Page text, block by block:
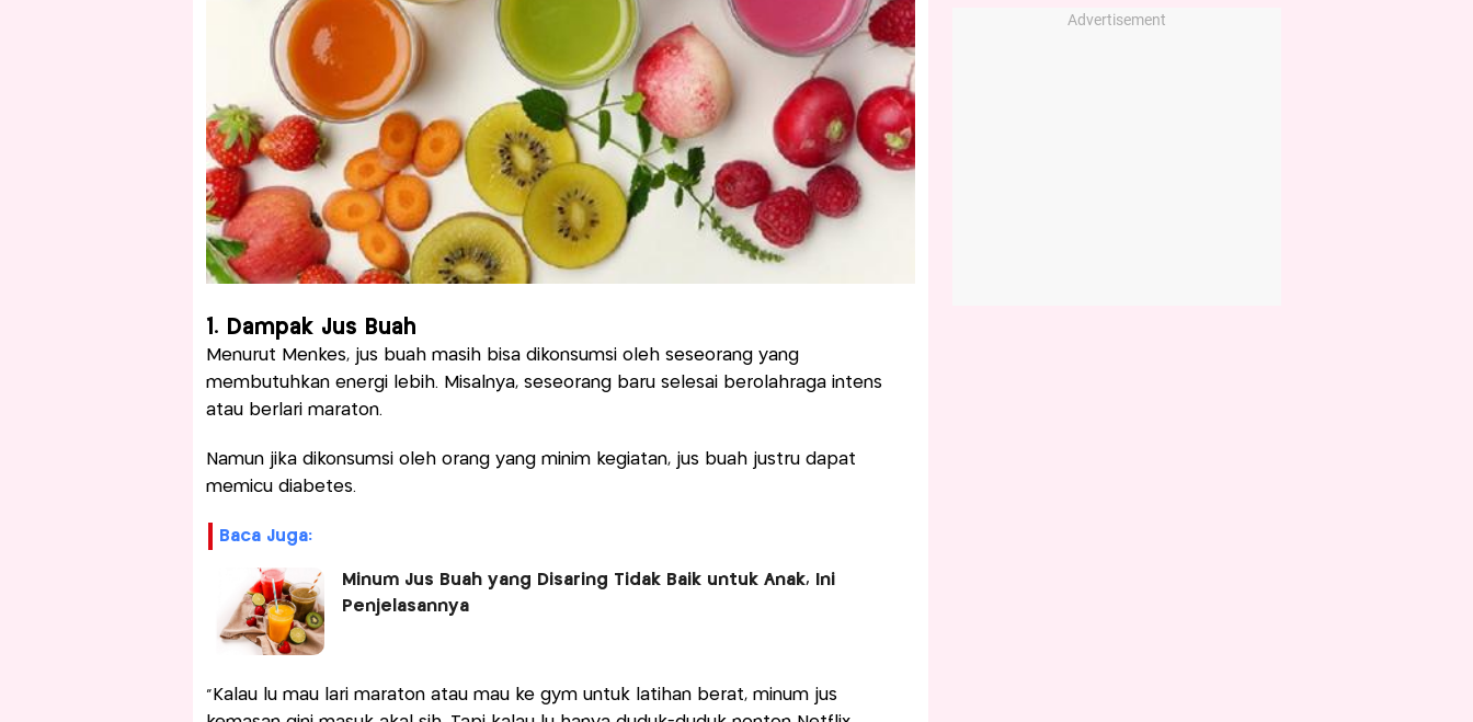
1. Dampak Jus Buah
Menurut Menkes, jus buah masih bisa dikonsumsi oleh seseorang yang
membutuhkan energi lebih. Misalnya, seseorang baru selesai berolahraga intens
atau berlari maraton.
Namun jika dikonsumsi oleh orang yang minim kegiatan, jus buah justru dapat
memicu diabetes.
Baca Juga:
Minum Jus Buah yang Disaring Tidak Baik untuk Anak, Ini
Penjelasannya
“Kalau lu mau lari maraton atau mau ke gym untuk latihan berat, minum jus
Advertisement